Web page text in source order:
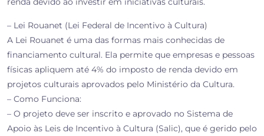
– Lei Rouanet (Lei Federal de Incentivo à Cultura)
A Lei Rouanet é uma das formas mais conhecidas de
financiamento cultural. Ela permite que empresas e pessoas
físicas apliquem até 4% do imposto de renda devido em
projetos culturais aprovados pelo Ministério da Cultura.
– Como Funciona:
– O projeto deve ser inscrito e aprovado no Sistema de
Apoio às Leis de Incentivo à Cultura (Salic), que é gerido pelo